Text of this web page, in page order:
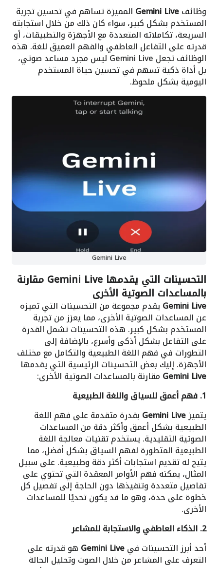
وظائفGemini Live المميزة تساهم في تحسين تجربة
المستخدم بشكل كبير، سواء كان ذلك من خلال استجابته
السريعة، تكاملاته المتعددة مع الأجهزة والتطبيقات، أو
قدرته على التفاعل العاطفي والفهم العميق للغة. هذه
الوظائف تجعل Gemini Live ليس مجرد مساعد صوتي،
بل أداة ذكية تسهم في تحسين حياة المستخدم
اليومية بشكل ملحوظ.
Gemini Live
التحسينات التي يقدمها Gemini Live مقارنة
بالمساعدات الصوتية الأخرى
Gemini Liveيقدم مجموعة من التحسينات التي تميزه
عن المساعدات الصوتية الأخرى، مما يعزز من تجربة
المستخدم بشكل كبير. هذه التحسينات تشمل القدرة
على التفاعل بشكل أذكى وأسرع، بالإضافة إلى
التطورات في فهم اللغة الطبيعية والتكامل مع مختلف
الأجهزة. إليك بعض التحسينات الرئيسية التي يقدمها
Gemini Live مقارنة بالمساعدات الصوتية الأخرى:
1. فهم أعمق للسياق واللغة الطبيعية
يتميزGemini Live بقدرة متقدمة على فهم اللغة
الطبيعية بشكل أعمق وأكثر دقة من المساعدات
الصوتية التقليدية. يستخدم تقنيات معالجة اللغة
الطبيعية المتطورة لفهم السياق بشكل أفضل، مما
يتيح له تقديم استجابات أكثر دقة وطبيعية. على سبيل
المثال، يمكنه فهم الأوامر المعقدة التي تحتوي على
تفاصيل متعددة وتنفيذها دون الحاجة إلى تفصيل كل
خطوة على حدة، وهو ما قد يكون تحديًا للمساعدات
الأخرى.
2. الذكاء العاطفي والاستجابة للمشاعر
أحد أبرز التحسينات فيGemini Live هو قدرته على
التعرف على المشاعر من خلال الصوت وتحليل الحالة